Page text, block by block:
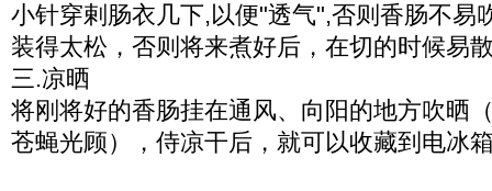
小针穿剌肠衣几下,以便"透气",否则香肠不易
装得太松，否则将来煮好后，在切的时候易
三.凉晒
将刚将好的香肠挂在通风、向阳的地方吹晒
苍蝇光顾），侍凉干后，就可以收藏到电冰